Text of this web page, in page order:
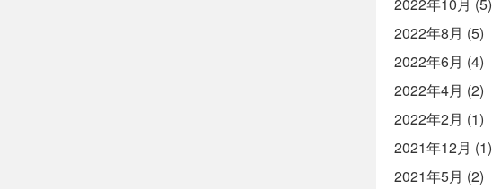
2022年8月 (5)
2022年6月 (4)
2022年4月 (2)
2022年2月 (1)
2021年12月 (1)
2021年5月 (2)